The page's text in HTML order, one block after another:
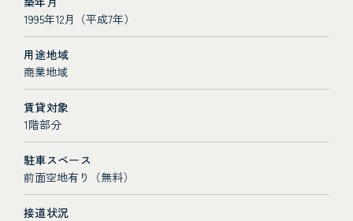
1995年12月（平成7年）
用途地域
商業地域
賃貸対象
1階部分
駐車スペース
前面空地有り（無料）
接道状況